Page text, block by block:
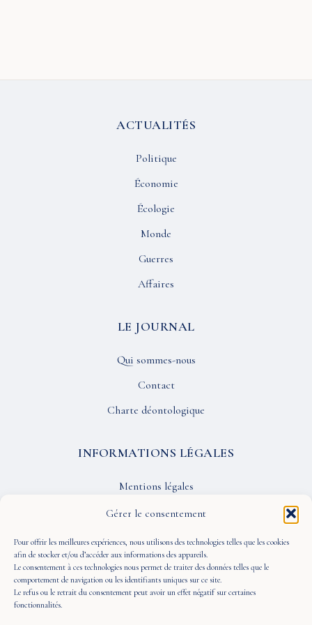
Gérer le consentement
Pour offrir les meilleures expériences, nous utilisons des technologies telles que les cookies
afin de stocker et/ou d’accéder aux informations des appareils.
Le consentement à ces technologies nous permet de traiter des données telles que le
comportement de navigation ou les identifiants uniques sur ce site.
Le refus ou le retrait du consentement peut avoir un effet négatif sur certaines
fonctionnalités.
ACTUALITÉS
Politique
Économie
Écologie
Monde
Guerres
Affaires
LE JOURNAL
Qui sommes-nous
Contact
Charte déontologique
INFORMATIONS LÉGALES
Mentions légales
Confidentialité
CGU
SUIVEZ-NOUS